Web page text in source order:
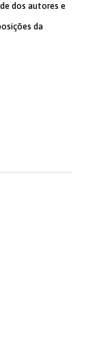
dos autores e
da